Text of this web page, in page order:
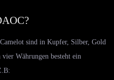
sind in Kupfer, Silber, Gold
Währungen besteht ein